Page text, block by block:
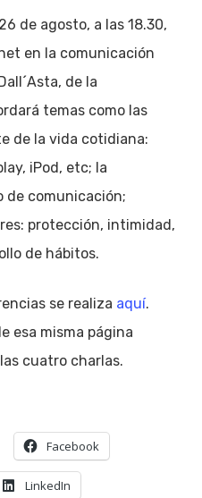
de agosto, a las 18.30,
en la comunicación
de la
temas como las
de la vida cotidiana:
iPod, etc; la
de comunicación;
protección, intimidad,
de hábitos.
se realiza aquí.
esa misma página
cuatro charlas.
Facebook
LinkedIn